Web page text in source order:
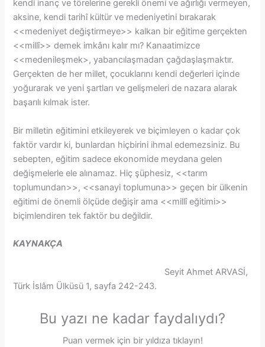
kendi inanç ve törelerine gerekli önemi ve ağırlığı vermeyen,
aksine, kendi tarihî kültür ve medeniyetini bırakarak
<<medeniyet değiştirmeye>> kalkan bir eğitime gerçekten
<<millî>> demek imkânı kalır mı? Kanaatimizce
<<medenileşmek>, yabancılaşmadan çağdaşlaşmaktır.
Gerçekten de her millet, çocuklarını kendi değerleri içinde
yoğurarak ve yeni şartları ve gelişmeleri de nazara alarak
başarılı kılmak ister.
Bir milletin eğitimini etkileyerek ve biçimleyen o kadar çok
faktör vardır ki, bunlardan hiçbirini ihmal edemezsiniz. Bu
sebepten, eğitim sadece ekonomide meydana gelen
değişmelerle ele alınamaz. Hiç şüphesiz, <<tarım
toplumundan>>, <<sanayi toplumuna>> geçen bir ülkenin
eğitimi de önemli ölçüde değişir ama <<millî eğitimi>>
biçimlendiren tek faktör bu değildir.
KAYNAKÇA
Seyit Ahmet ARVASİ,
Türk İslâm Ülküsü 1, sayfa 242-243.
Bu yazı ne kadar faydalıydı?
Puan vermek için bir yıldıza tıklayın!